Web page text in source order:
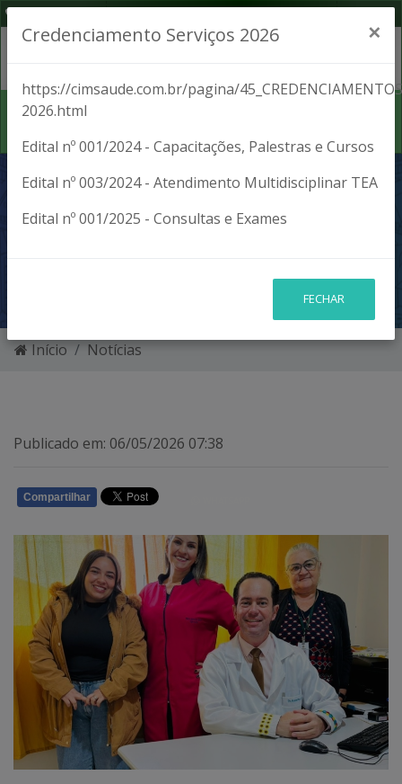
MUTIRÃO EM IMBAÚ
ATENDE PACIENTES
Início Notícias
Publicado em: 06/05/2026 07:38
Compartilhar
Credenciamento Serviços 2026 ×
https://cimsaude.com.br/pagina/
2026.html
Edital nº 001/2024 - Capacitações, Palestras e Cursos
Edital nº 003/2024 - Atendimento Multidisciplinar TEA
Edital nº 001/2025 - Consultas e Exames
FECHAR